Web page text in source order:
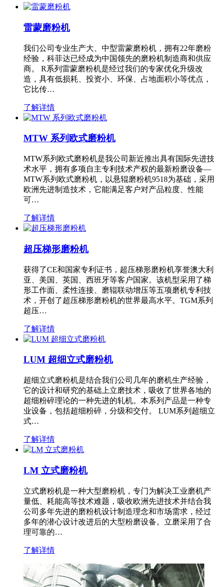
雷蒙磨粉机
我们公司专业生产大、中型雷蒙磨粉机，拥有22年磨粉
经验，科菲达已经成为中国领先的磨粉机制造商和供应
商。 R系列雷蒙磨粉机是经过我们的专家优化升级改
造，具有低损耗、投资小、环保、占地面积小等优点，
它比传…
了解详情
MTW 系列欧式磨粉机
MTW系列欧式磨粉机是我公司新近推出具有国际先进技
术水平，拥有多项自主专利技术产权的最新粉磨设备—
MTW系列欧式磨粉机，以悬辊磨粉机9518为基础，采用
欧洲先进制造技术，它能满足客户对产品粒度、性能
可…
了解详情
超压梯形磨粉机
获得了CE和国家专利证书，超压梯形磨粉机享誉澳大利
亚、美国、英国、西班牙等客户国家。该机型采用了梯
形工作面、柔性连接、磨辊联动增压等五项磨机专利技
术，开创了超压梯形磨粉机的世界最高水平。TGM系列
超压…
了解详情
LUM 超细立式磨粉机
超细立式磨粉机是结合我们公司几年的磨机生产经验，
它的设计和研究的基础上立磨技术，吸收了世界各地的
超细粉碎理论的一种先进的轧机。本系列产品是一种专
业设备，包括超细粉碎，分级和交付。 LUM系列超细立
式…
了解详情
LM 立式磨粉机
立式磨粉机是一种大型磨粉机，专门为解决工业磨机产
量低、耗能高等技术难题，吸收欧洲先进技术并结合我
公司多年先进的磨粉机设计制造理念和市场需求，经过
多年的潜心设计改进后的大型粉磨设备。立磨采用了合
理可靠的…
了解详情